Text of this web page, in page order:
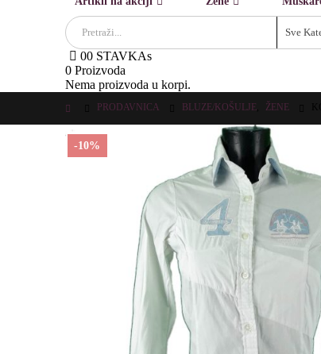
Sve
00 STAVKAs
0 Proizvoda
Nema proizvoda u korpi.
PRODAVNICA BLUZE/KOŠULJE ŽENE
-10%